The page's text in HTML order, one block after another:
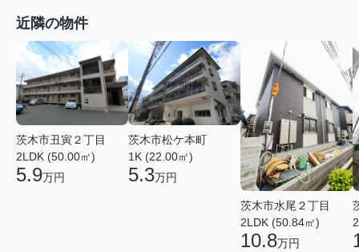
近隣の物件
茨木市丑寅２丁目
2LDK (50.00㎡)
5.9万円
茨木市松ケ本町
1K (22.00㎡)
5.3万円
茨木市水尾２丁目
2LDK (50.84㎡)
10.8万円